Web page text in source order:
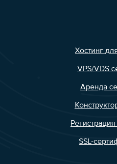
Хостинг
VPS/VDS
Аренда
SSL-